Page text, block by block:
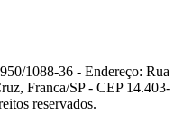
1088-36 - Endereço: Rua
Franca/SP - CEP 14.403-
reservados.